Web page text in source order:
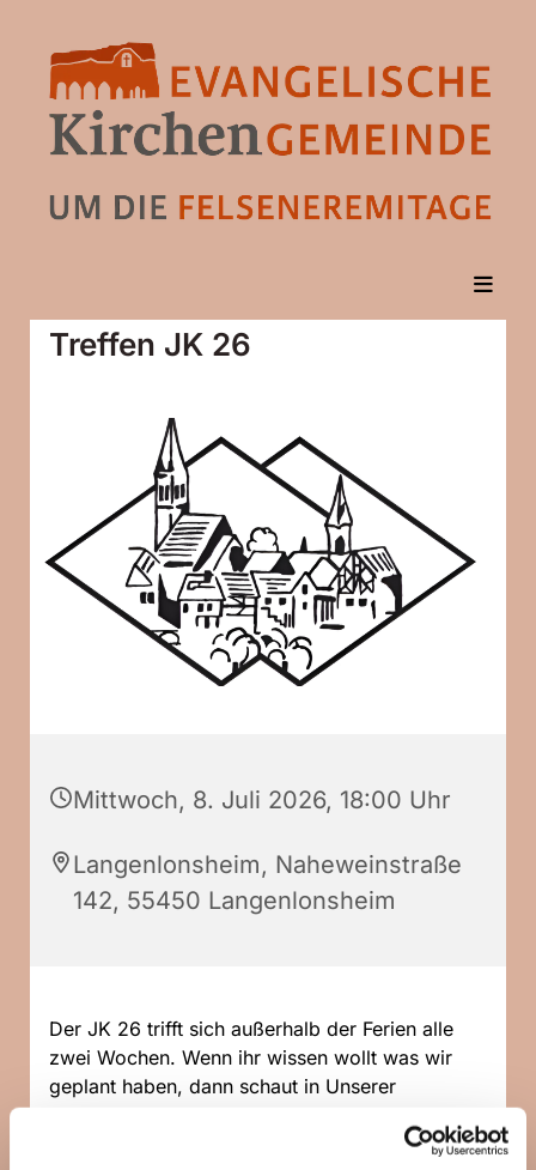
Treffen JK 26
Mittwoch, 8. Juli 2026, 18:00 Uhr
Langenlonsheim, Naheweinstraße
142, 55450 Langenlonsheim
Der JK 26 trifft sich außerhalb der Ferien alle
zwei Wochen. Wenn ihr wissen wollt was wir
geplant haben, dann schaut in Unserer
https://chat.whatsapp.com/Jiz5...